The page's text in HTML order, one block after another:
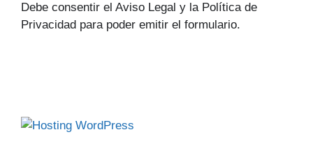
Debe consentir el Aviso Legal y la Política de
Privacidad para poder emitir el formulario.